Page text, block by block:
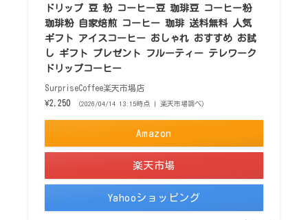
ドリップ 豆 粉 コーヒー豆 珈琲豆 コーヒー粉
珈琲粉 自家焙煎 コーヒー 珈琲 送料無料 人気
ギフト アイスコーヒー おしゃれ おすすめ お試
し ギフト プレゼント フルーティー テレワーク
ドリップコーヒー
SurpriseCoffee楽天市場店
¥2,250
（2026/04/14 13:15時点 | 楽天市場調べ）
Amazon
楽天市場
Yahooショッピング